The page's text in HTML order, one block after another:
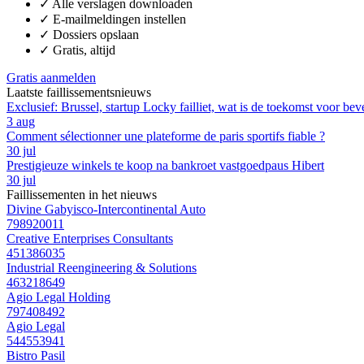
✓ Alle verslagen downloaden
✓ E-mailmeldingen instellen
✓ Dossiers opslaan
✓ Gratis, altijd
Gratis aanmelden
Laatste faillissementsnieuws
Exclusief: Brussel, startup Locky failliet, wat is de toekomst voor
3 aug
Comment sélectionner une plateforme de paris sportifs fiable ?
30 jul
Prestigieuze winkels te koop na bankroet vastgoedpaus Hibert
30 jul
Faillissementen in het nieuws
Divine Gabyisco-Intercontinental Auto
798920011
Creative Enterprises Consultants
451386035
Industrial Reengineering & Solutions
463218649
Agio Legal Holding
797408492
Agio Legal
544553941
Bistro Pasil